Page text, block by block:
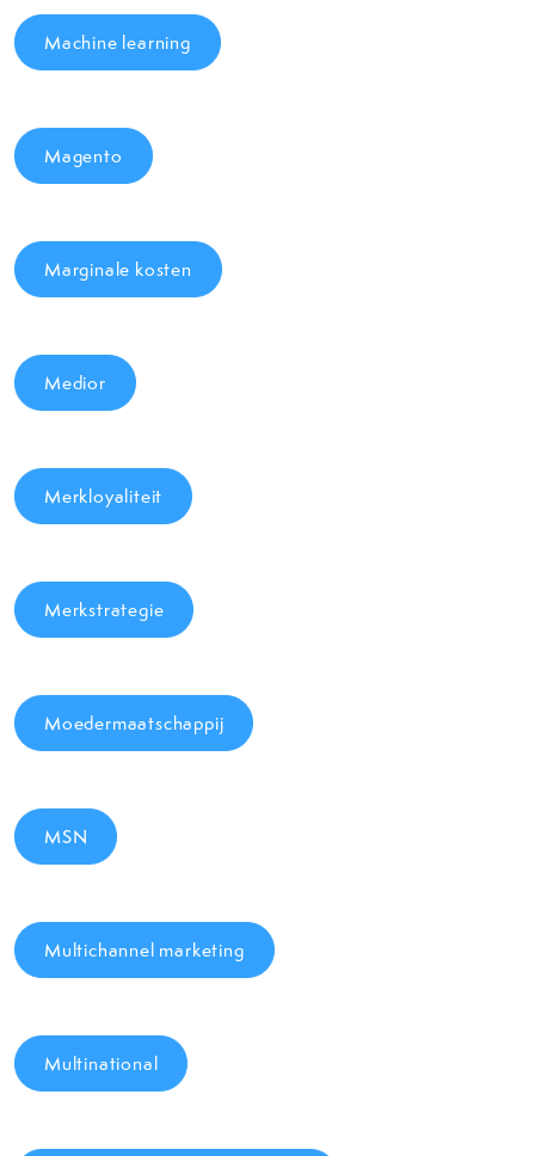
Machine learning
Magento
Marginale kosten
Medior
Merkloyaliteit
Merkstrategie
Moedermaatschappij
MSN
Multichannel marketing
Multinational